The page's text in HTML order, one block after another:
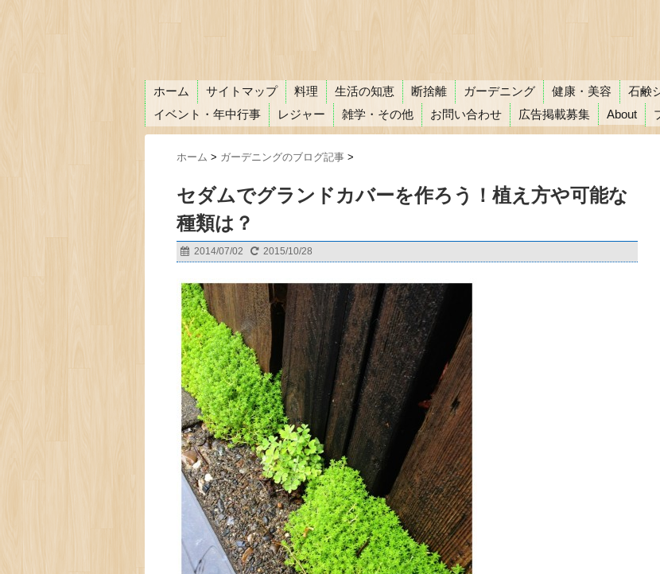
ホーム サイトマップ 料理 生活の知恵 断捨離 ガーデニング 健康・美容 石鹸
イベント・年中行事
レジャー 雑学・その他 お問い合わせ 広告掲載募集 About
ホーム > ガーデニングのブログ記事 >
セダムでグランドカバーを作ろう！植え方や可能な
種類は？
2014/07/02 2015/10/28